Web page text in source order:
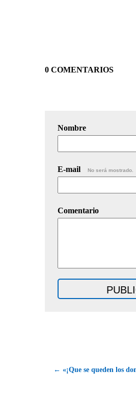
0 COMENTARIOS
Nombre
E-mail No será mostrado.
Comentario
← «¡Que se queden los